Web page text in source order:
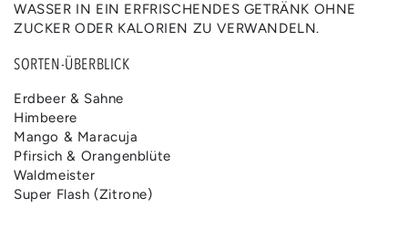
WASSER IN EIN ERFRISCHENDES GETRÄNK OHNE
ZUCKER ODER KALORIEN ZU VERWANDELN.
SORTEN-ÜBERBLICK
Erdbeer & Sahne
Himbeere
Mango & Maracuja
Pfirsich & Orangenblüte
Waldmeister
Super Flash (Zitrone)